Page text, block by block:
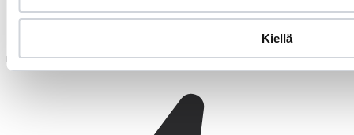
Kiellä
Korvien hoito
Korvien tarkistus viikoittain. Tervettä korvaa ei puhdisteta
rutiininomaisesti, vaan vain tarvittaessa eläinlääkärin ohjeella.